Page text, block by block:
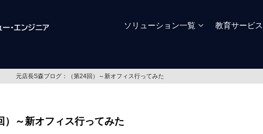
ソリューション一覧 教育サービス
元店長S森ブログ：（第24回）～新オフィス行ってみた
）～新オフィス行ってみた